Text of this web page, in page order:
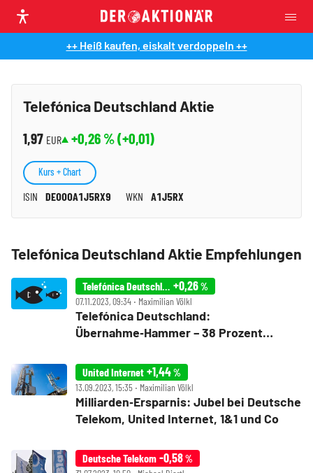
++ Heiß kaufen, eiskalt verdoppeln ++
Telefónica Deutschland Aktie
1,97 EUR +0,26 % (+0,01)
ISIN DE000A1J5RX9 WKN A1J5RX
Kurs + Chart
Telefónica Deutschland Aktie Empfehlungen
Telefónica Deutschland +0,26%
07.11.2023, 09:34 ‧ Maximilian Völkl
Telefónica Deutschland:
Übernahme‑Hammer – 38 Prozent
United Internet +1,44%
13.09.2023, 15:35 ‧ Maximilian Völkl
Milliarden‑Ersparnis: Jubel bei Deutsche
Telekom, United Internet, 1&1 und Co
Deutsche Telekom -0,58%